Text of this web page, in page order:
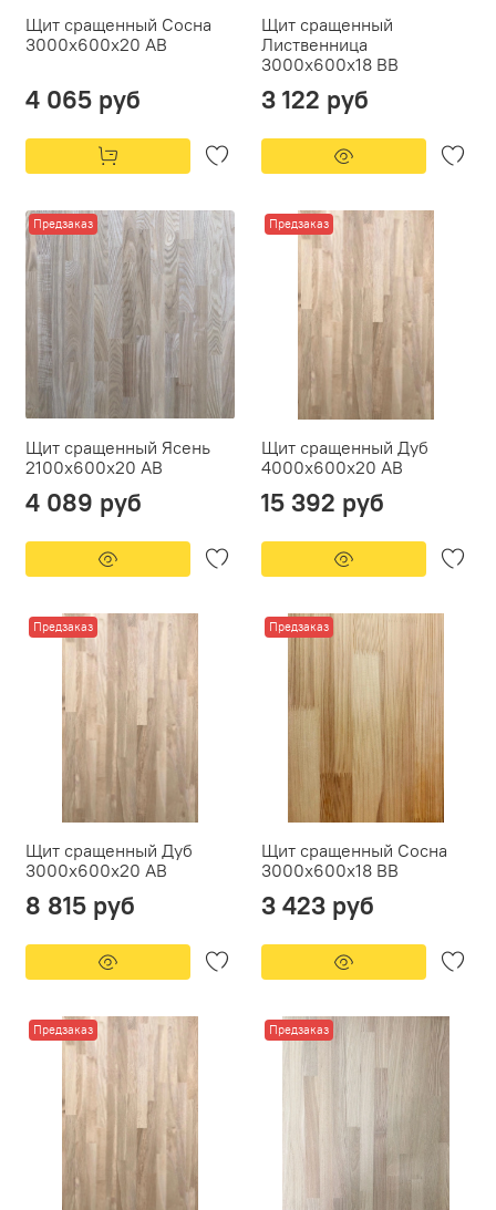
Щит сращенный Сосна
3000х600х20 АВ
4 065 руб
Щит сращенный
Лиственница
3000х600х18 ВВ
3 122 руб
Предзаказ
Щит сращенный Ясень
2100х600х20 АВ
4 089 руб
Предзаказ
Щит сращенный Дуб
4000x600x20 АВ
15 392 руб
Предзаказ
Щит сращенный Дуб
3000x600x20 АВ
8 815 руб
Предзаказ
Щит сращенный Сосна
3000х600х18 ВВ
3 423 руб
Предзаказ Предзаказ